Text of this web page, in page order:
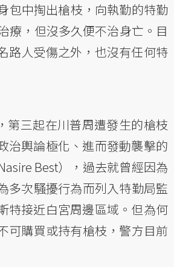
包中掏出槍枝，向執勤的特勤
療，但沒多久便不治身亡。目
路人受傷之外，也沒有任何特
第三起在川普周遭發生的槍枝
治輿論極化、進而發動襲擊的
Best），過去就曾經因為
多次騷擾行為而列入特勤局監
特接近白宮周邊區域。但為何
可購買或持有槍枝，警方目前